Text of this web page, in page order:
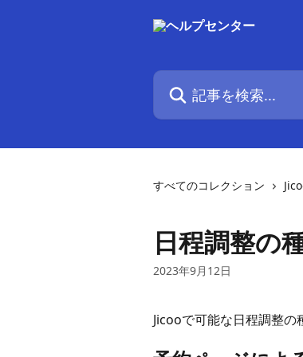
記事を検索...
すべてのコレクション
日程調整の
2023年9月12日
Jicooで可能な日程調整の